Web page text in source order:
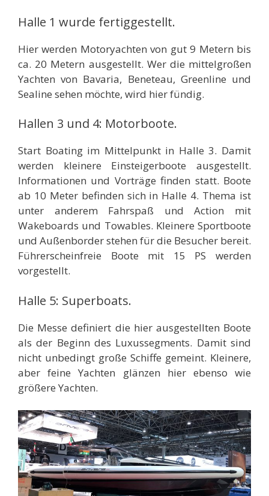
Halle 1 wurde fertiggestellt.
Hier werden Motoryachten von gut 9 Metern bis
ca. 20 Metern ausgestellt. Wer die mittelgroßen
Yachten von Bavaria, Beneteau, Greenline und
Sealine sehen möchte, wird hier fündig.
Hallen 3 und 4: Motorboote.
Start Boating im Mittelpunkt in Halle 3. Damit
werden kleinere Einsteigerboote ausgestellt.
Informationen und Vorträge finden statt. Boote
ab 10 Meter befinden sich in Halle 4. Thema ist
unter anderem Fahrspaß und Action mit
Wakeboards und Towables. Kleinere Sportboote
und Außenborder stehen für die Besucher bereit.
Führerscheinfreie Boote mit 15 PS werden
vorgestellt.
Halle 5: Superboats.
Die Messe definiert die hier ausgestellten Boote
als der Beginn des Luxussegments. Damit sind
nicht unbedingt große Schiffe gemeint. Kleinere,
aber feine Yachten glänzen hier ebenso wie
größere Yachten.